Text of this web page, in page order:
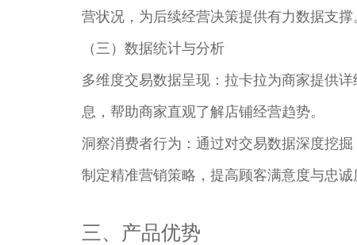
营状况，为后续经营决策提供有力数据支撑
（三）数据统计与分析​
多维度交易数据呈现：拉卡拉为商家提供
息，帮助商家直观了解店铺经营趋势。​
洞察消费者行为：通过对交易数据深度挖
制定精准营销策略，提高顾客满意度与忠诚
三、产品优势​